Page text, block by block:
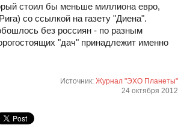
стоил бы меньше миллиона евро,
со ссылкой на газету "Диена".
без россиян - по разным
"дач" принадлежит именно
Источник: Журнал "ЭХО Планеты"
24 октября 2012